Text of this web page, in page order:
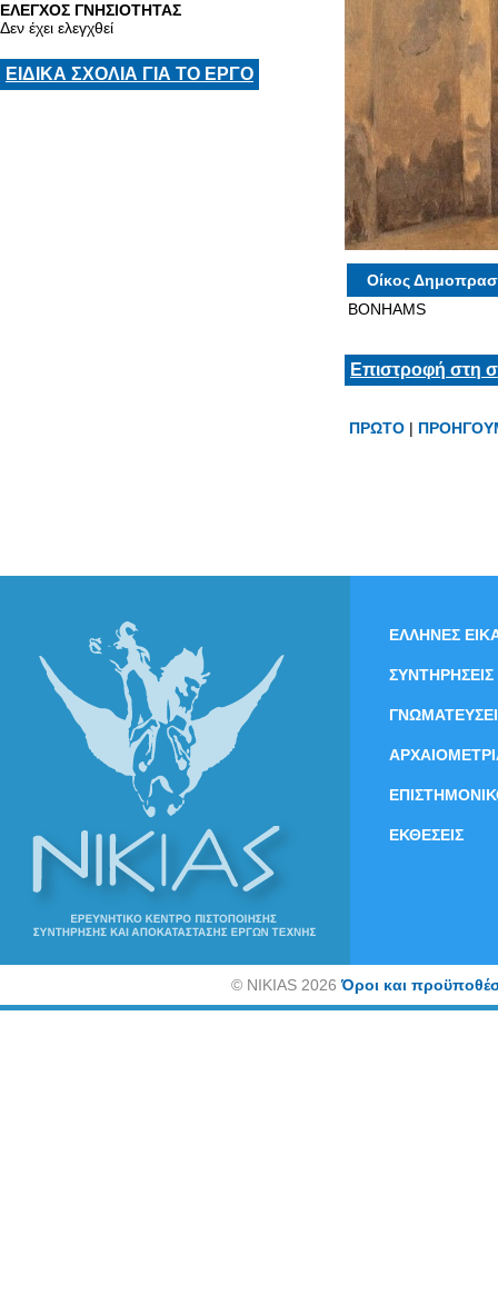
ΕΛΕΓΧΟΣ ΓΝΗΣΙΟΤΗΤΑΣ
Δεν έχει ελεγχθεί
ΕΙΔΙΚΑ ΣΧΟΛΙΑ ΓΙΑ ΤΟ ΕΡΓΟ
Οίκος
BONHAMS
Επιστροφή στη
ΠΡΩΤΟ |
ΕΛΛΗΝΕΣ
ΣΥΝΤΗΡΗΣΕΙΣ
ΕΚΘΕΣΕΙΣ
©NIKIAS 2026Όροι και